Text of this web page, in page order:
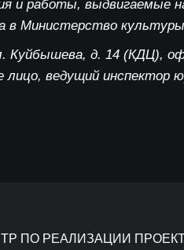
и работы, выдвигаемые
в Министерство
Куйбышева, д. 14 (КДЦ),
ведущий инспектор
ПО РЕАЛИЗАЦИИ